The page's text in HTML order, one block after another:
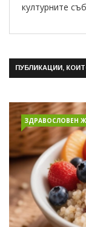
културните
ПУБЛИКАЦИИ,
ЗДРАВОСЛОВЕН